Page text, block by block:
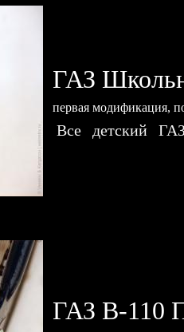
ГАЗ
первая модификация,
Все детский ГАЗ
ГАЗ В-110